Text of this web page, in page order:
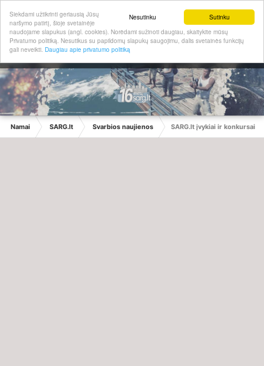
Sutinku
Nesutinku
Siekdami užtikrinti geriausią Jūsų
naršymo patirtį, šioje svetainėje
naudojame slapukus (angl. cookies). Norėdami sužinoti daugiau, skaitykite mūsų
Privatumo politiką. Nesutikus su papildomų slapukų saugojimu, dalis svetainės funkcijų
gali neveikti. Daugiau apie privatumo politiką
Namai SARG.lt Svarbios naujienos SARG.lt įvykiai ir konkursai